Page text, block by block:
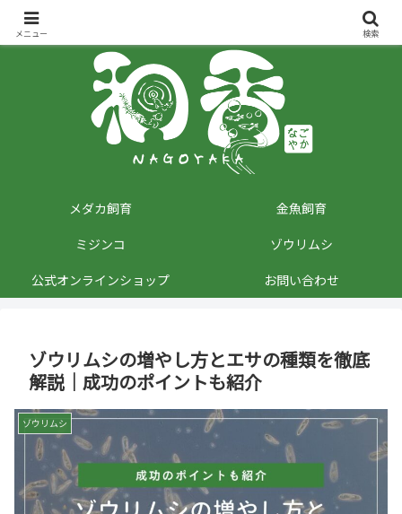
メダカ飼育
金魚飼育
ミジンコ
ゾウリムシ
公式オンラインショップ
お問い合わせ
ゾウリムシの増やし方とエサの種類を徹底
解説｜成功のポイントも紹介
ゾウリムシ
メニュー 検索